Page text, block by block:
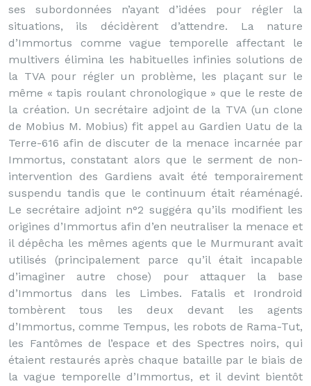
ses subordonnées n’ayant d’idées pour régler la
situations, ils décidèrent d’attendre. La nature
d’Immortus comme vague temporelle affectant le
multivers élimina les habituelles infinies solutions de
la TVA pour régler un problème, les plaçant sur le
même « tapis roulant chronologique » que le reste de
la création. Un secrétaire adjoint de la TVA (un clone
de Mobius M. Mobius) fit appel au Gardien Uatu de la
Terre-616 afin de discuter de la menace incarnée par
Immortus, constatant alors que le serment de non-
intervention des Gardiens avait été temporairement
suspendu tandis que le continuum était réaménagé.
Le secrétaire adjoint n°2 suggéra qu’ils modifient les
origines d’Immortus afin d’en neutraliser la menace et
il dépêcha les mêmes agents que le Murmurant avait
utilisés (principalement parce qu’il était incapable
d’imaginer autre chose) pour attaquer la base
d’Immortus dans les Limbes. Fatalis et Irondroid
tombèrent tous les deux devant les agents
d’Immortus, comme Tempus, les robots de Rama-Tut,
les Fantômes de l’espace et des Spectres noirs, qui
étaient restaurés après chaque bataille par le biais de
la vague temporelle d’Immortus, et il devint bientôt